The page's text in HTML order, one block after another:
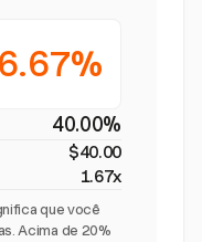
40.00%
$40.00
1.67x
que você
Acima de 20%